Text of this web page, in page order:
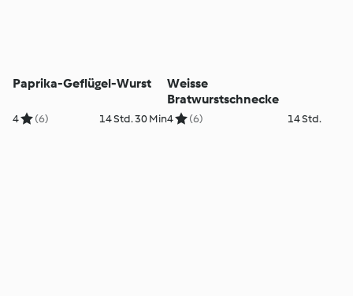
Paprika-Geflügel-Wurst
4 (6) 14 Std. 30 Min
Weisse
Bratwurstschnecke
4 (6) 14 Std.